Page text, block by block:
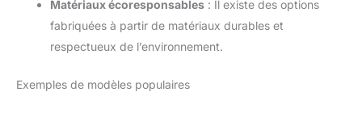
Matériaux écoresponsables : Il existe des options
fabriquées à partir de matériaux durables et
respectueux de l’environnement.
Exemples de modèles populaires